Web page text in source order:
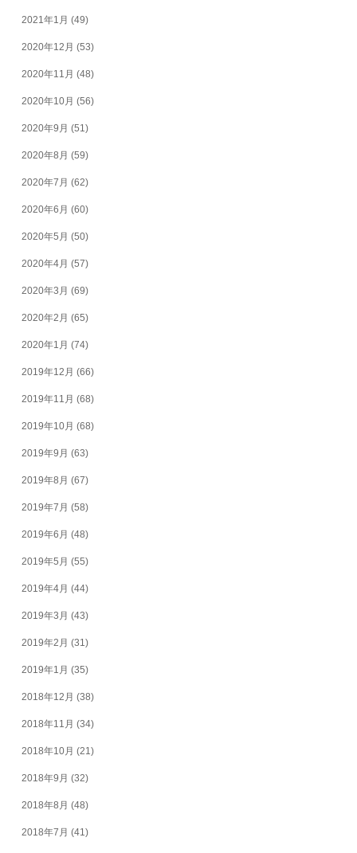
2021年1月 (49)
2020年12月 (53)
2020年11月 (48)
2020年10月 (56)
2020年9月 (51)
2020年8月 (59)
2020年7月 (62)
2020年6月 (60)
2020年5月 (50)
2020年4月 (57)
2020年3月 (69)
2020年2月 (65)
2020年1月 (74)
2019年12月 (66)
2019年11月 (68)
2019年10月 (68)
2019年9月 (63)
2019年8月 (67)
2019年7月 (58)
2019年6月 (48)
2019年5月 (55)
2019年4月 (44)
2019年3月 (43)
2019年2月 (31)
2019年1月 (35)
2018年12月 (38)
2018年11月 (34)
2018年10月 (21)
2018年9月 (32)
2018年8月 (48)
2018年7月 (41)